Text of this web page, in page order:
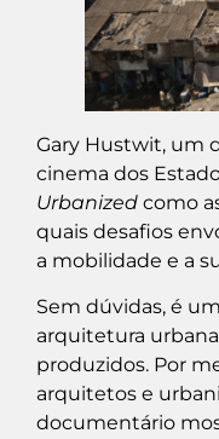
Gary Hustwit, um
cinema dos
Urbanized como
quais desafios
a mobilidade e a
Sem dúvidas, é
arquitetura
produzidos. Por
arquitetos e
documentário